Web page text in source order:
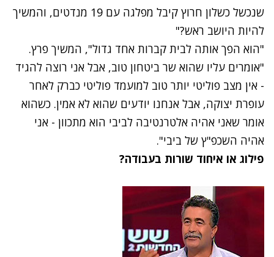
שנכשל כשלון חרוץ קיבל מפלגה עם 19 מנדטים, והמשיך
להיות היושב ראש?"
"הוא הפך אותה לבית קברות אחד גדול", המשיך פרץ.
"אומרים עליו שהוא שר ביטחון טוב, אבל אני רוצה להגיד
- אין מצב פוליטי יותר טוב למועמד פוליטי כברק לאחר
עופרת יצוקה, אבל אנחנו יודעים שהוא לא אמין. כשהוא
אומר שאני אהיה אלטרנטיבה לביבי הוא מתכוון - אני
אהיה השכפ"ץ של ביבי".
פילוג או איחוד שורות בעבודה?